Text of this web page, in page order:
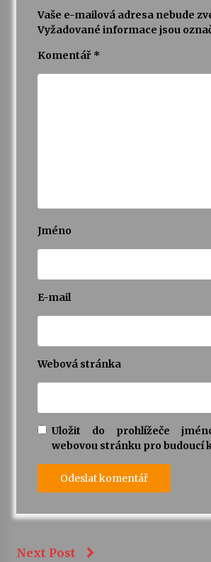
Vaše e-mailová adresa nebude
Vyžadované informace jsou
Komentář *
Jméno
E-mail
Webová stránka
Uložit do prohlížeče
webovou stránku pro budoucí
Next Post